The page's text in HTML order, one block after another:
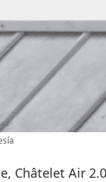
Châtelet Air